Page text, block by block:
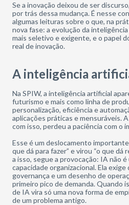
Se a inovação deixou de ser
por trás dessa mudança. É nesse
algumas leituras sobre o que, na
nova fase: a evolução da
mais seletivo e exigente, e o papel
real de inovação.
A inteligência
Na SPIW, a inteligência artificial
futurismo e mais como linha de
personalização, eficiência e
aplicações práticas e mensuráveis.
com isso, perdeu a paciência com o
Esse é um deslocamento
que dá para fazer” e virou “o que dá
a isso, segue a provocação: IA não
capacidade organizacional. Ela exige
governança e um desenho de
primeiro pico de demanda. Quando
de IA vira só uma nova forma de
de um problema antigo.